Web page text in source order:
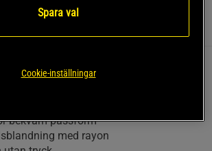
T-shirt från ICANIWILL är ett
bekväm passform
med rayon
Spara val
Cookie-inställningar